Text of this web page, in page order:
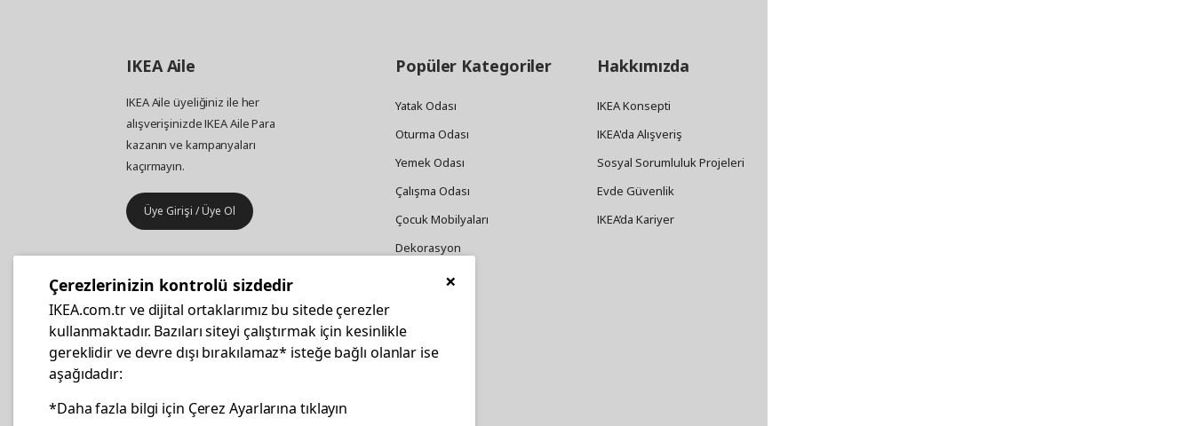
IKEAAile
IKEA Aile üyeliğiniz ile her
alışverişinizde IKEA Aile Para
kazanın ve kampanyaları
kaçırmayın.
Üye Girişi / Üye Ol
İş yeri mobilya ve aksesuar
alışverişleriniz IKEA Kurumsal Kart
ile daha hesaplı.
Popüler Kategoriler
Yatak Odası
Oturma Odası
Yemek Odası
Çalışma Odası
Çocuk Mobilyaları
Dekorasyon
Züccaciye
Hakkımızda
IKEA Konsepti
IKEA'da Alışveriş
Sosyal Sorumluluk Projeleri
Evde Güvenlik
IKEA’da Kariyer
×
Çerezlerinizin kontrolü sizdedir
IKEA.com.tr ve dijital ortaklarımız bu sitede çerezler
kullanmaktadır. Bazıları siteyi çalıştırmak için kesinlikle
gereklidir ve devre dışı bırakılamaz* isteğe bağlı olanlar ise
aşağıdadır:
*Daha fazla bilgi için Çerez Ayarlarına tıklayın